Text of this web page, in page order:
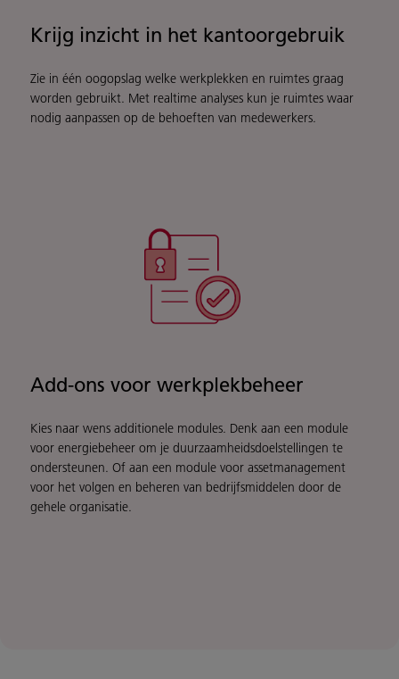
Krijg inzicht in het kantoorgebruik
Zie in één oogopslag welke werkplekken en ruimtes graag
worden gebruikt. Met realtime analyses kun je ruimtes waar
nodig aanpassen op de behoeften van medewerkers.
Add-ons voor werkplekbeheer
Kies naar wens additionele modules. Denk aan een module
voor energiebeheer om je duurzaamheidsdoelstellingen te
ondersteunen. Of aan een module voor assetmanagement
voor het volgen en beheren van bedrijfsmiddelen door de
gehele organisatie.